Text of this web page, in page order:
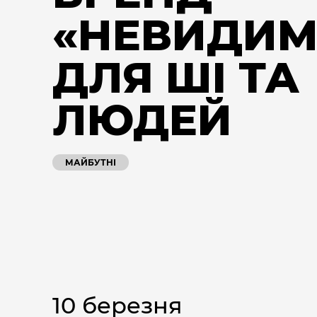
ДЛЯ ШІ ТА
ЛЮДЕЙ
МАЙБУТНІ
10 березня